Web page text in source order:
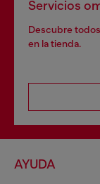
Servicios
Descubre
en la tienda.
AYUDA